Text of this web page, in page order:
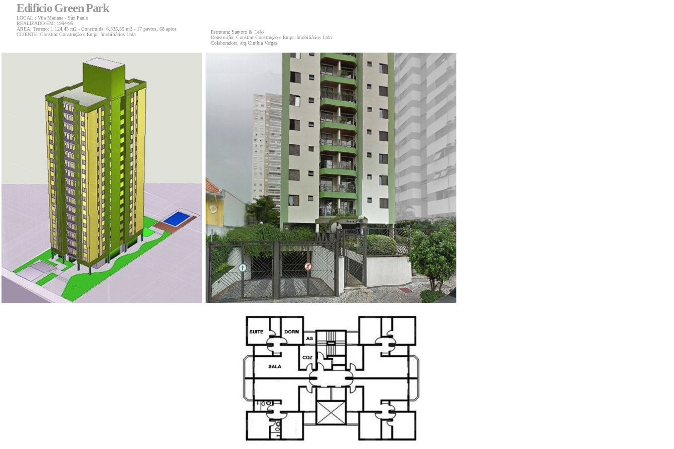
Edificio Green Park
LOCAL : Vila Mariana - São Paulo
REALIZADO EM: 1994/95
ÁREA: Terreno: 1.124,45 m2 - Construída: 6.335,55 m2 - 17 pavtos, 68 aptos
CLIENTE: Constrac Construção e Empr. Imobiliários Ltda.
Estrutura: Santoro & Leão
Construção: Constrac Construção e Empr. Imobiliários Ltda.
Colaboradora: arq.Cinthia Vargas